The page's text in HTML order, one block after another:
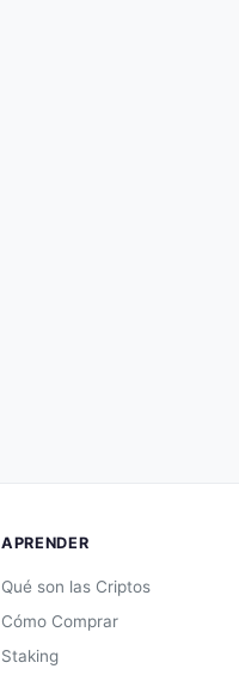
APRENDER
Qué son las Criptos
Cómo Comprar
Staking